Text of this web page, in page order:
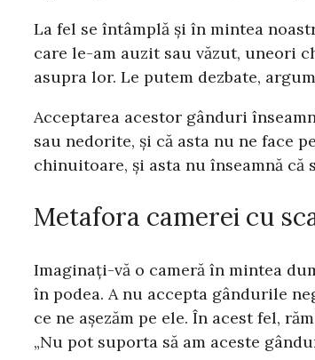
La fel se întâmplă și în mintea
care le-am auzit sau văzut, uneori
asupra lor. Le putem dezbate,
Acceptarea acestor gânduri
sau nedorite, și că asta nu ne face
chinuitoare, și asta nu înseamnă
Metafora camerei cu
Imaginați-vă o cameră în mintea
în podea. A nu accepta gândurile
ce ne așezăm pe ele. În acest fel,
„Nu pot suporta să am aceste